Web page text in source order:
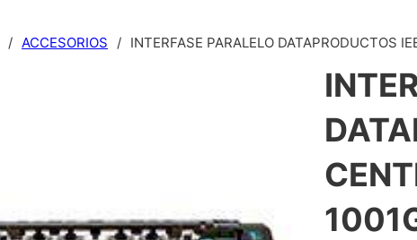
/ ACCESORIOS / INTERFASE PARALELO DATAPRODUCTOS